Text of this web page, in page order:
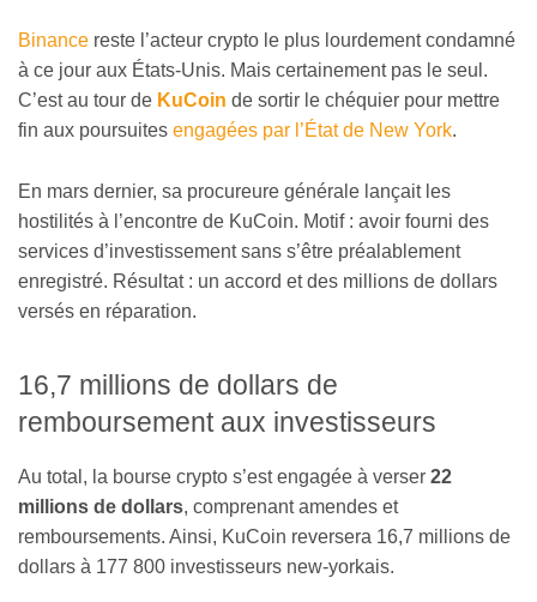
Binance reste l’acteur crypto le plus lourdement condamné
à ce jour aux États-Unis. Mais certainement pas le seul.
C’est au tour de KuCoin de sortir le chéquier pour mettre
fin aux poursuites engagées par l’État de New York.
En mars dernier, sa procureure générale lançait les
hostilités à l’encontre de KuCoin. Motif : avoir fourni des
services d’investissement sans s’être préalablement
enregistré. Résultat : un accord et des millions de dollars
versés en réparation.
16,7 millions de dollars de
remboursement aux investisseurs
Au total, la bourse crypto s’est engagée à verser 22
millions de dollars, comprenant amendes et
remboursements. Ainsi, KuCoin reversera 16,7 millions de
dollars à 177 800 investisseurs new-yorkais.